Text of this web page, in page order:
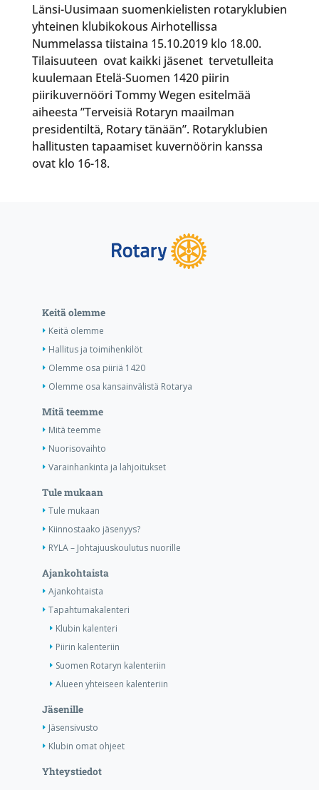
Länsi-Uusimaan suomenkielisten rotaryklubien
yhteinen klubikokous Airhotellissa
Nummelassa tiistaina 15.10.2019 klo 18.00.
Tilaisuuteen ovat kaikki jäsenet tervetulleita
kuulemaan Etelä-Suomen 1420 piirin
piirikuvernööri Tommy Wegen esitelmää
aiheesta ”Terveisiä Rotaryn maailman
presidentiltä, Rotary tänään”. Rotaryklubien
hallitusten tapaamiset kuvernöörin kanssa
ovat klo 16-18.
Keitä olemme
Keitä olemme
Hallitus ja toimihenkilöt
Olemme osa piiriä 1420
Olemme osa kansainvälistä Rotarya
Mitä teemme
Mitä teemme
Nuorisovaihto
Varainhankinta ja lahjoitukset
Tule mukaan
Tule mukaan
Kiinnostaako jäsenyys?
RYLA – Johtajuuskoulutus nuorille
Ajankohtaista
Ajankohtaista
Tapahtumakalenteri
Klubin kalenteri
Piirin kalenteriin
Suomen Rotaryn kalenteriin
Alueen yhteiseen kalenteriin
Jäsenille
Jäsensivusto
Klubin omat ohjeet
Yhteystiedot